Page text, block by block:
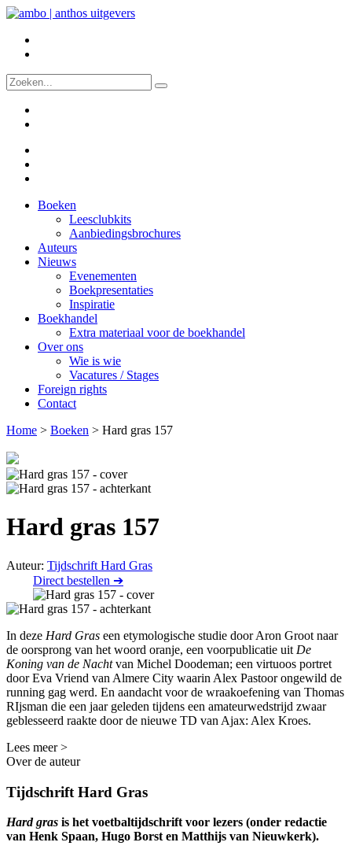
Boeken
Leesclubkits
Aanbiedingsbrochures
Auteurs
Nieuws
Evenementen
Boekpresentaties
Inspiratie
Boekhandel
Extra materiaal voor de boekhandel
Over ons
Wie is wie
Vacatures / Stages
Foreign rights
Contact
Home > Boeken > Hard gras 157
Hard gras 157
Auteur: Tijdschrift Hard Gras
Direct bestellen ➔
In deze Hard Gras een etymologische studie door Aron Groot naar
de oorsprong van het woord oranje, een voorpublicatie uit De
Koning van de Nachtvan Michel Doodeman; een virtuoos portret
door Eva Vriend van Almere City waarin Alex Pastoor ongewild de
running gag werd. En aandacht voor de wraakoefening van Thomas
RIjsman die een jaar geleden tijdens een amateurwedstrijd zwaar
geblesseerd raakte door de nieuwe TD van Ajax: Alex Kroes.
Lees meer >
Over de auteur
Tijdschrift Hard Gras
Hard gras is het voetbaltijdschrift voor lezers (onder redactie
van Henk Spaan, Hugo Borst en Matthijs van Nieuwkerk).